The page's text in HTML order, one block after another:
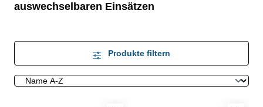
auswechselbaren Einsätzen
Produkte filtern